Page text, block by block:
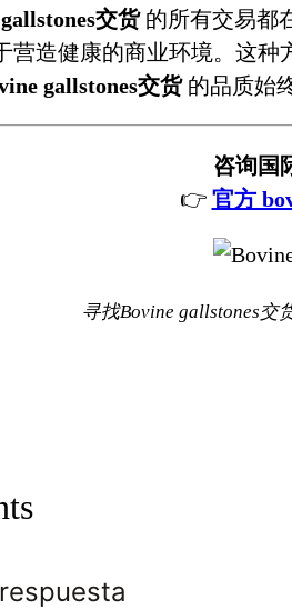
交货的所有交易都
营造健康的商业环境。这
gallstones交货的品质始
咨询国
👉 官方
寻找Bovine gallstones交